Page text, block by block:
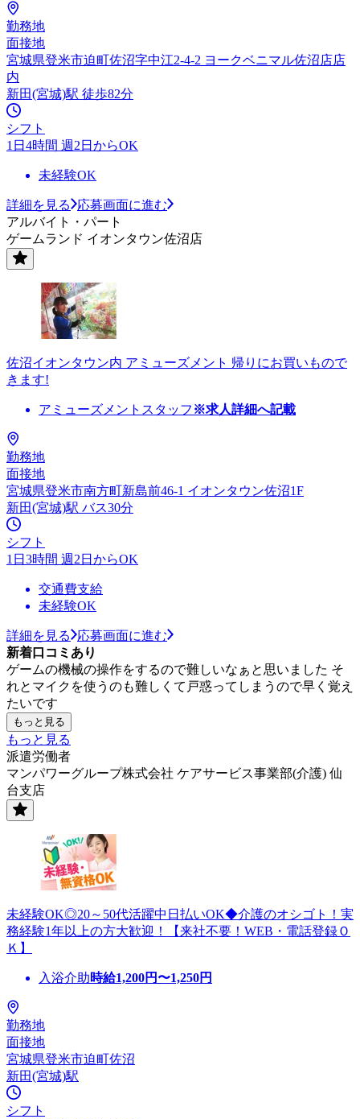
勤務地
面接地
宮城県登米市迫町佐沼字中江2-4-2 ヨークベニマル佐沼店店
内
新田(宮城)駅 徒歩82分
シフト
1日4時間 週2日からOK
未経験OK
詳細を見る
応募画面に進む
アルバイト・パート
ゲームランド イオンタウン佐沼店
佐沼イオンタウン内 アミューズメント 帰りにお買いもので
きます!
アミューズメントスタッフ ※求人詳細へ記載
勤務地
面接地
宮城県登米市南方町新島前46-1 イオンタウン佐沼1F
新田(宮城)駅 バス30分
シフト
1日3時間 週2日からOK
交通費支給
未経験OK
詳細を見る
応募画面に進む
新着口コミあり
ゲームの機械の操作をするので難しいなぁと思いました そ
れとマイクを使うのも難しくて戸惑ってしまうので早く覚え
たいです
もっと見る
もっと見る
派遣労働者
マンパワーグループ株式会社 ケアサービス事業部(介護) 仙
台支店
未経験OK◎20～50代活躍中日払いOK◆介護のオシゴト！実
務経験1年以上の方大歓迎！【来社不要！WEB・電話登録Ｏ
Ｋ】
入浴介助時給1,200円〜1,250円
勤務地
面接地
宮城県登米市迫町佐沼
新田(宮城)駅
シフト